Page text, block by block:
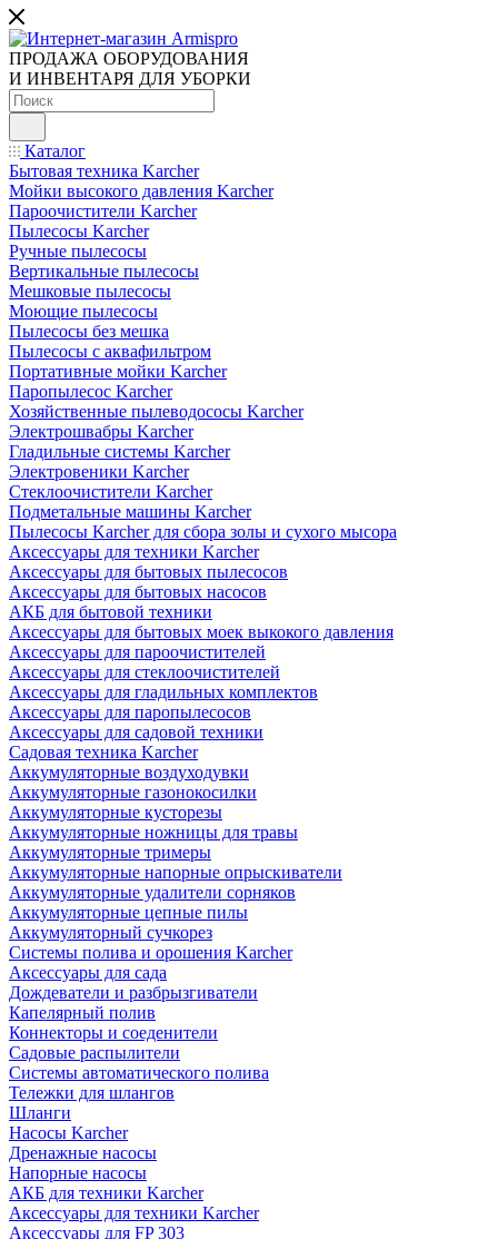
ПРОДАЖА ОБОРУДОВАНИЯ
И ИНВЕНТАРЯ ДЛЯ УБОРКИ
Каталог
Бытовая техника Karcher
Мойки высокого давления Karcher
Пароочистители Karcher
Пылесосы Karcher
Ручные пылесосы
Вертикальные пылесосы
Мешковые пылесосы
Моющие пылесосы
Пылесосы без мешка
Пылесосы с аквафильтром
Портативные мойки Karcher
Паропылесос Karcher
Хозяйственные пылеводососы Karcher
Электрошвабры Karcher
Гладильные системы Karcher
Электровеники Karcher
Стеклоочистители Karcher
Подметальные машины Karcher
Пылесосы Karcher для сбора золы и сухого мысора
Аксессуары для техники Karcher
Аксессуары для бытовых пылесосов
Аксессуары для бытовых насосов
АКБ для бытовой техники
Аксессуары для бытовых моек выкокого давления
Аксессуары для пароочистителей
Аксессуары для стеклоочистителей
Аксессуары для гладильных комплектов
Аксессуары для паропылесосов
Аксессуары для садовой техники
Садовая техника Karcher
Аккумуляторные воздуходувки
Аккумуляторные газонокосилки
Аккумуляторные кусторезы
Аккумуляторные ножницы для травы
Аккумуляторные тримеры
Аккумуляторные напорные опрыскиватели
Аккумуляторные удалители сорняков
Аккумуляторные цепные пилы
Аккумуляторный сучкорез
Системы полива и орошения Karcher
Аксессуары для сада
Дождеватели и разбрызгиватели
Капелярный полив
Коннекторы и соеденители
Садовые распылители
Системы автоматического полива
Тележки для шлангов
Шланги
Насосы Karcher
Дренажные насосы
Напорные насосы
АКБ для техники Karcher
Аксессуары для техники Karcher
Аксессуары для FP 303